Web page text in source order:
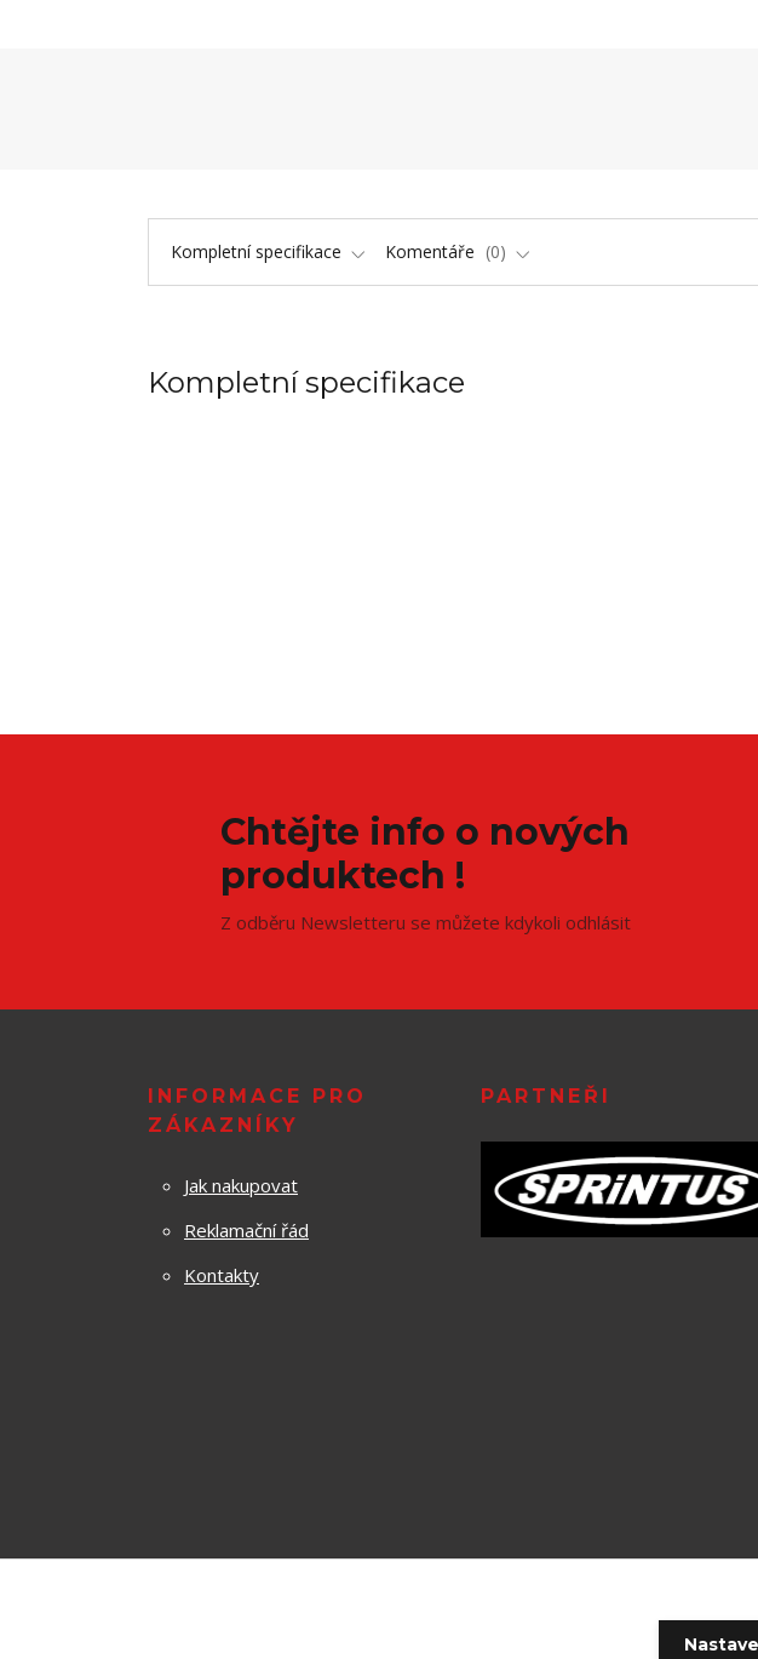
Kompletní specifikace Komentáře 0
Kompletní specifikace
Chtějte info o nových
produktech !
Z odběru Newsletteru se můžete kdykoli odhlásit
INFORMACE PRO
ZÁKAZNÍKY
Jak nakupovat
Reklamační řád
Kontakty
PARTNEŘI
Za obsah těchto stránek odpovídá spol.SCP SHOP